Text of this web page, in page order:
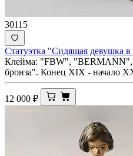
30115
Статуэтка "Сидящая девушка в
Клейма: "FBW",
бронза". Конец XIX - начало
12 000 ₽